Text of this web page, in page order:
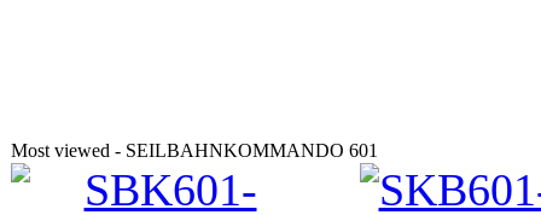
Most viewed - SEILBAHNKOMMANDO 601